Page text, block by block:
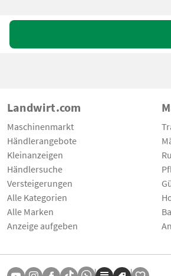
Landwirt.com
Maschinenmarkt
Händlerangebote
Kleinanzeigen
Händlersuche
Versteigerungen
Alle Kategorien
Alle Marken
Anzeige aufgeben